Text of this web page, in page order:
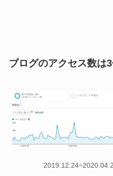
ブログのアクセス数は